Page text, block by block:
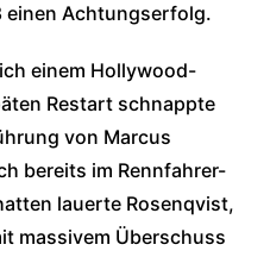
einen Achtungserfolg.
einem Hollywood-
Restart schnappte
von Marcus
bereits im Rennfahrer-
lauerte Rosenqvist,
massivem Überschuss